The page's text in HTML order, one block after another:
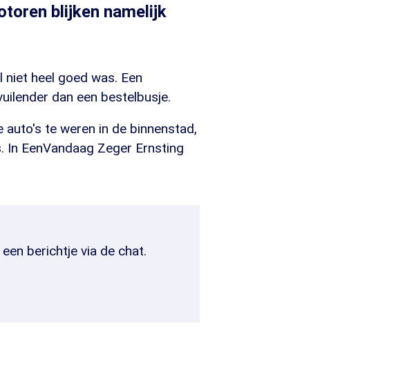
blijken namelijk
heel goed was. Een
dan een bestelbusje.
te weren in de binnenstad,
EenVandaag Zeger Ernsting
berichtje via de chat.